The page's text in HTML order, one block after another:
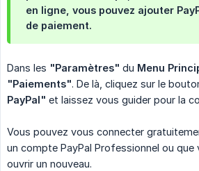
en ligne, vous pouvez ajouter
de paiement.
Dans les "Paramètres" du Menu
"Paiements". De là, cliquez sur le
PayPal" et laissez vous guider pour la
Vous pouvez vous connecter
un compte PayPal Professionnel ou que
ouvrir un nouveau.